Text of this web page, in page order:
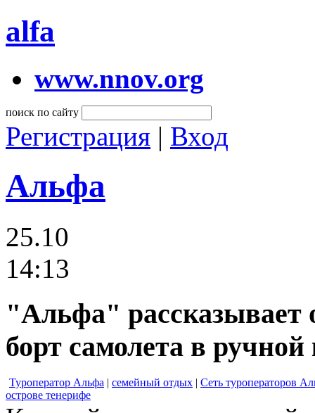
alfa
www.nnov.org
поиск по сайту
Регистрация | Вход
Альфа
25.10
14:13
"Альфа" рассказывает
борт самолета в ручной
Туроператор Альфа | семейный отдых | Сеть туроператоров
острове тенерифе